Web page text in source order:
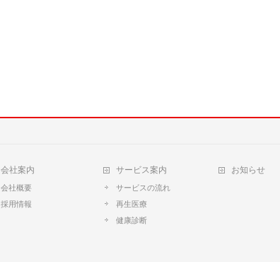
会社案内
会社概要
採用情報
サービス案内
サービスの流れ
再生医療
健康診断
お知らせ